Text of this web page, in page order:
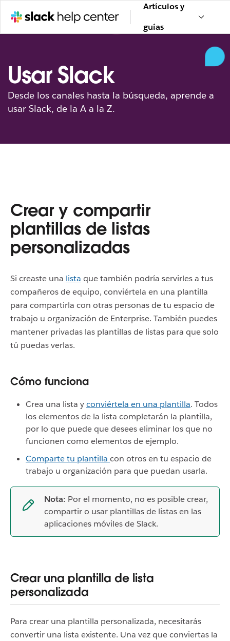
Artículos y
guías
Usar Slack
Desde los canales hasta la búsqueda, aprende a
usar Slack, de la A a la Z.
Crear y compartir
plantillas de listas
personalizadas
Si creaste una lista que también podría servirles a tus
compañeros de equipo, conviértela en una plantilla
para compartirla con otras personas de tu espacio de
trabajo u organización de Enterprise. También puedes
mantener privadas las plantillas de listas para que solo
tú puedas verlas.
Cómo funciona
Crea una lista yconviértela en una plantilla. Todos
los elementos de la lista completarán la plantilla,
por lo que puede que desees eliminar los que no
funcionen como elementos de ejemplo.
Comparte tu plantilla con otros en tu espacio de
trabajo u organización para que puedan usarla.
Nota: Por el momento, no es posible crear,
compartir o usar plantillas de listas en las
aplicaciones móviles de Slack.
Crear una plantilla de lista
personalizada
Para crear una plantilla personalizada, necesitarás
convertir una lista existente. Una vez que conviertas la